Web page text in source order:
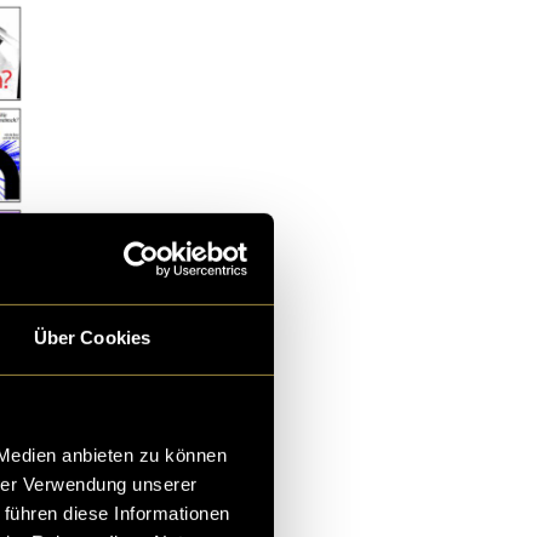
Über Cookies
anbieten zu können
Verwendung unserer
diese Informationen